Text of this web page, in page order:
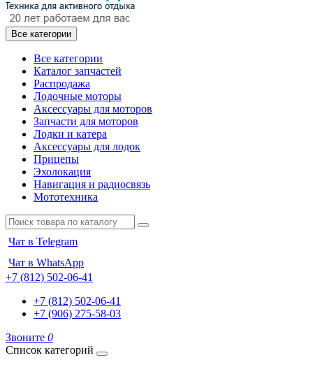
Все категории
Все категории
Каталог запчастей
Распродажа
Лодочные моторы
Аксессуары для моторов
Запчасти для моторов
Лодки и катера
Аксессуары для лодок
Прицепы
Эхолокация
Навигация и радиосвязь
Мототехника
Чат в Telegram
Чат в WhatsApp
+7 (812) 502-06-41
+7 (812) 502-06-41
+7 (906) 275-58-03
Звоните 0
Список категорий